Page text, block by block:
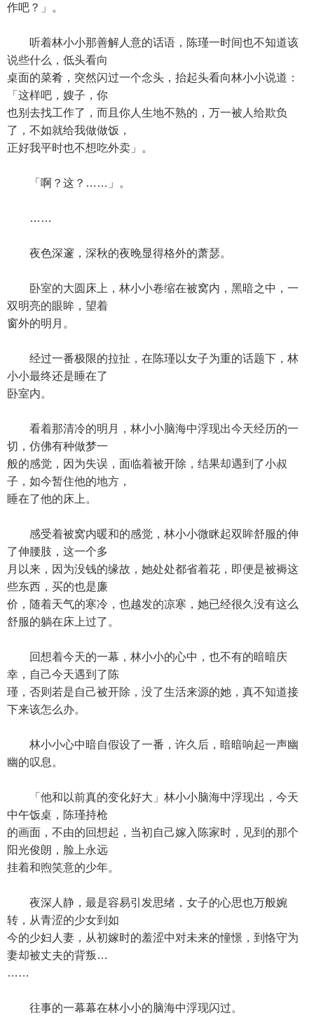
作吧？」。
听着林小小那善解人意的话语，陈瑾一时间也不知道该
说些什么，低头看向
桌面的菜肴，突然闪过一个念头，抬起头看向林小小说道：
「这样吧，嫂子，你
也别去找工作了，而且你人生地不熟的，万一被人给欺负
了，不如就给我做做饭，
正好我平时也不想吃外卖」。
「啊？这？……」。
……
夜色深邃，深秋的夜晚显得格外的萧瑟。
卧室的大圆床上，林小小卷缩在被窝内，黑暗之中，一
双明亮的眼眸，望着
窗外的明月。
经过一番极限的拉扯，在陈瑾以女子为重的话题下，林
小小最终还是睡在了
卧室内。
看着那清冷的明月，林小小脑海中浮现出今天经历的一
切，仿佛有种做梦一
般的感觉，因为失误，面临着被开除，结果却遇到了小叔
子，如今暂住他的地方，
睡在了他的床上。
感受着被窝内暖和的感觉，林小小微眯起双眸舒服的伸
了伸腰肢，这一个多
月以来，因为没钱的缘故，她处处都省着花，即便是被褥这
些东西，买的也是廉
价，随着天气的寒冷，也越发的凉寒，她已经很久没有这么
舒服的躺在床上过了。
回想着今天的一幕，林小小的心中，也不有的暗暗庆
幸，自己今天遇到了陈
瑾，否则若是自己被开除，没了生活来源的她，真不知道接
下来该怎么办。
林小小心中暗自假设了一番，许久后，暗暗响起一声幽
幽的叹息。
「他和以前真的变化好大」林小小脑海中浮现出，今天
中午饭桌，陈瑾持枪
的画面，不由的回想起，当初自己嫁入陈家时，见到的那个
阳光俊朗，脸上永远
挂着和煦笑意的少年。
夜深人静，最是容易引发思绪，女子的心思也万般婉
转，从青涩的少女到如
今的少妇人妻，从初嫁时的羞涩中对未来的憧憬，到恪守为
妻却被丈夫的背叛…
……
往事的一幕幕在林小小的脑海中浮现闪过。